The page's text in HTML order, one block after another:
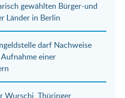
gewählten Bürger-und
Länder in Berlin
darf Nachweise
einer
Wurschi, Thüringer